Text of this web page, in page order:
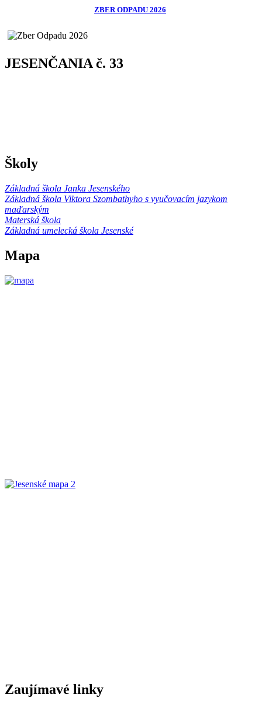
ZBER ODPADU 2026
JESENČANIA č. 33
Školy
Základná škola Janka Jesenského
Základná škola Viktora Szombathyho s vyučovacím jazykom
maďarským
Materská škola
Základná umelecká škola Jesenské
Mapa
Zaujímavé linky